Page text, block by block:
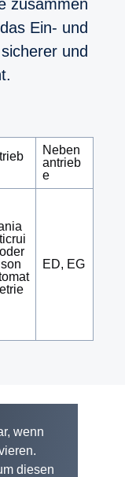
zusammen
Ein- und
und
Neben
antrieb
e
ED, EG
wenn
diesen